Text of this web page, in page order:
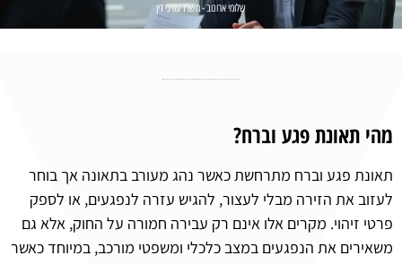
שלומי ארונוב - משרד עורכי דין
מהי תאונת פגע וברח?
תאונת פגע וברח מתרחשת כאשר נהג מעורב בתאונה אך בוחר
לעזוב את הזירה מבלי לעצור, להגיש עזרה לנפגעים, או לספק
פרטי זיהוי. מקרים אלו אינם רק עבירה חמורה על החוק, אלא גם
משאירים את הנפגעים במצב כלכלי ומשפטי מורכב, במיוחד כאשר